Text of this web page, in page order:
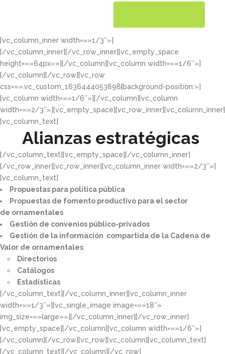
[vc_column_inner width=»»1/3″»]
[/vc_column_inner][/vc_row_inner][vc_empty_space
height=»»64px»»][/vc_column][vc_column width=»»1/6″»]
[/vc_column][/vc_row][vc_row
css=»».vc_custom_1636444053898{background-position:»]
[vc_column width=»»1/6″»][/vc_column][vc_column
width=»»2/3″»][vc_empty_space][vc_row_inner][vc_column_inner]
[vc_column_text]
Alianzas estratégicas
[/vc_column_text][vc_empty_space][/vc_column_inner]
[/vc_row_inner][vc_row_inner][vc_column_inner width=»»2/3″»]
[vc_column_text]
Propuestas para política pública​
Propuestas de fomento productivo para el sector
de ornamentales​
Gestión de convenios público-privados​
Gestión de la información compartida de la Cadena de
Valor de ornamentales​
Directorios​
Catálogos​
Estadísticas
[/vc_column_text][/vc_column_inner][vc_column_inner
width=»»1/3″»][vc_single_image image=»»18″»
img_size=»»large»»][/vc_column_inner][/vc_row_inner]
[vc_empty_space][/vc_column][vc_column width=»»1/6″»]
[/vc_column][/vc_row][vc_row][vc_column][vc_column_text]
[/vc_column_text][/vc_column][/vc_row]